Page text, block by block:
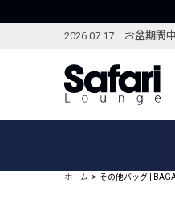
2026.07.17 お盆期間
ブランドから探す
ホーム その他バッグ |